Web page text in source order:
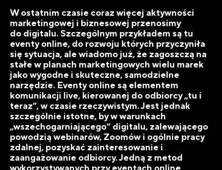
W ostatnim czasie coraz więcej aktywności
marketingowej i biznesowej przenosimy
do digitalu. Szczególnym przykładem są tu
eventy online, do rozwoju których przyczyniła
się sytuacja, ale wiadomo już, że zagoszczą na
stałe w planach marketingowych wielu marek
jako wygodne i skuteczne, samodzielne
narzędzie. Eventy online są elementem
komunikacji live, kierowanej do odbiorcy „tu i
teraz”, w czasie rzeczywistym. Jest jednak
szczególnie istotne, by w warunkach
„wszechogarniającego” digitalu, zalewającego
powodzią webinarów, Zoomów i ogólnie pracy
zdalnej, pozyskać zainteresowanie i
zaangażowanie odbiorcy. Jedną z metod